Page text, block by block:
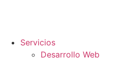
Servicios
Desarrollo Web